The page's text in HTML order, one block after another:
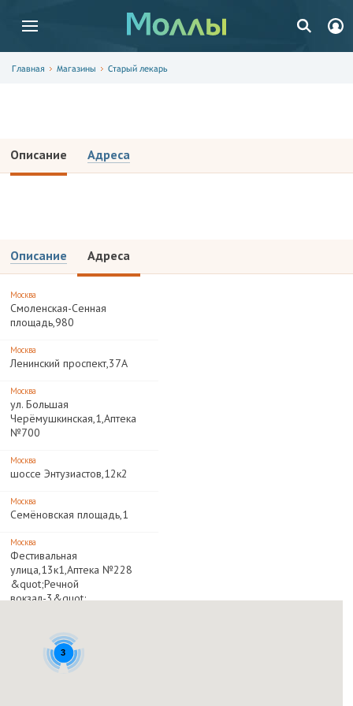
Главная Магазины Старый лекарь
Описание Адреса
Описание Адреса
Москва
Смоленская-Сенная
площадь,980
Москва
Ленинский проспект,37А
Москва
ул. Большая
Черёмушкинская,1,Аптека
№700
Москва
шоссе Энтузиастов,12к2
Москва
Семёновская площадь,1
Москва
Фестивальная
улица,13к1,Аптека №228
&quot;Речной
вокзал-3&quot;
бул. Ореховый,22А,Аптека
3